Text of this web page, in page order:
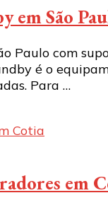
em São
Paulo com
é o
Para …
em